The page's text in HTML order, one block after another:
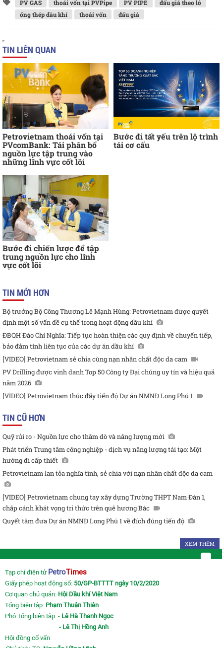
PV GAS thoái vốn tại PVPipe PV PIPE
đấu giá theo lô
ống thép dầu khí
thoái vốn đấu giá
TIN LIÊN QUAN
Petrovietnam thoái vốn tại
PVcomBank: Tái phân bổ
nguồn lực tập trung vào
những lĩnh vực cốt lõi
Bước đi tất yếu trên lộ trình
tái cơ cấu
Bước đi chiến lược để tập
trung nguồn lực cho lĩnh
vực cốt lõi
TIN MỚI HƠN
Bộ trưởng Bộ Công Thương Lê Mạnh Hùng: Petrovietnam được quyết
định một số vấn đề cụ thể trong hoạt động dầu khí
ĐBQH Đào Chí Nghĩa: Tiếp tục hoàn thiện các quy định về chuyển tiếp,
bảo đảm tính liên tục của các dự án dầu khí
[VIDEO] Petrovietnam sẻ chia cùng nạn nhân chất độc da cam
PV Drilling được vinh danh Top 50 Công ty Đại chúng uy tín và hiệu quả
năm 2026
[VIDEO] Petrovietnam thúc đẩy tiến độ Dự án NMNĐ Long Phú 1
TIN CŨ HƠN
Quỹ rủi ro - Nguồn lực cho thăm dò và năng lượng mới
Phát triển Trung tâm công nghiệp - dịch vụ năng lượng tái tạo: Một
hướng đi cấp thiết
Petrovietnam lan tỏa nghĩa tình, sẻ chia với nạn nhân chất độc da cam
[VIDEO] Petrovietnam chung tay xây dựng Trường THPT Nam Đàn 1,
chắp cánh khát vọng tri thức trên quê hương Bác
Quyết tâm đưa Dự án NMNĐ Long Phú 1 về đích đúng tiến độ
XEM THÊM
Tạp chí điện tử PetroTimes
Giấy phép hoạt động số: 50/GP-BTTTT ngày 10/2/2020
Cơ quan chủ quản: Hội Dầu khí Việt Nam
Tổng biên tập: Phạm Thuận Thiên
Phó Tổng biên tập: - Lê Hà Thanh Ngọc
- Lê Thị Hồng Anh
Hội đồng cố vấn